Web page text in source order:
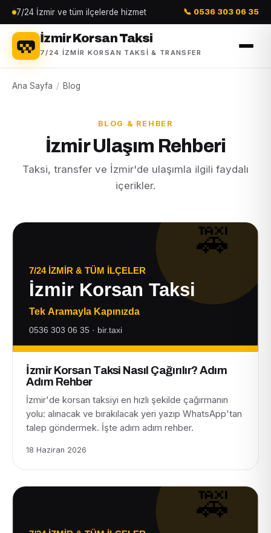
7/24 İzmir ve tüm ilçelerde hizmet 📞 0536 303 06 35
İzmir Korsan Taksi
7/24 İZMIR KORSAN TAKSI & TRANSFER
Ana Sayfa / Blog
BLOG & REHBER
İzmir Ulaşım Rehberi
Taksi, transfer ve İzmir'de ulaşımla ilgili faydalı
içerikler.
İzmir Korsan Taksi Nasıl Çağırılır? Adım
Adım Rehber
İzmir'de korsan taksiyi en hızlı şekilde çağırmanın
yolu: alınacak ve bırakılacak yeri yazıp WhatsApp'tan
talep göndermek. İşte adım adım rehber.
18 Haziran 2026